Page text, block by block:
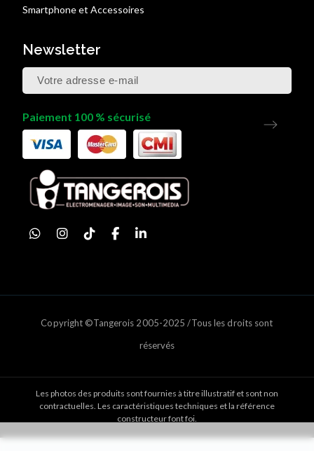
Smartphone et Accessoires
Newsletter
Paiement 100 % sécurisé
Copyright ©Tangerois 2005-2025 /Tous les droits sont
réservés
Les photos des produits sont fournies à titre illustratif et sont non
contractuelles. Les caractéristiques techniques et la référence
constructeur font foi.